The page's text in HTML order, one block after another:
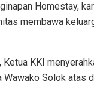
Homestay,
membawa
Ketua KKI
Wawako Solok atas